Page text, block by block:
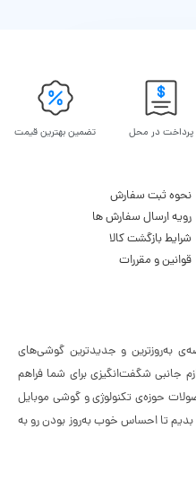
پرداخت در محل تضمین بهترین قیمت
نحوه ثبت سفارش
رویه ارسال سفارش ها
شرایط بازگشت کالا
قوانین و مقررات
به‌روزترین و جدیدترین گوشی‌های
جانبی شگفت‌انگیزی برای شما فراهم
حوزه‌ی تکنولوژی و گوشی موبایل
بدیم تا احساس خوب به‌روز بودن رو به